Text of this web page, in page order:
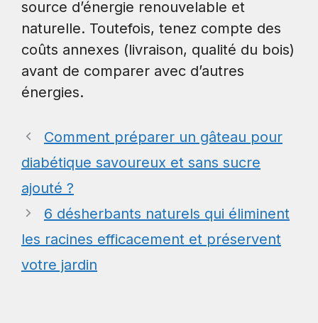
source d’énergie renouvelable et
naturelle. Toutefois, tenez compte des
coûts annexes (livraison, qualité du bois)
avant de comparer avec d’autres
énergies.
Comment préparer un gâteau pour
diabétique savoureux et sans sucre
ajouté ?
6 désherbants naturels qui éliminent
les racines efficacement et préservent
votre jardin